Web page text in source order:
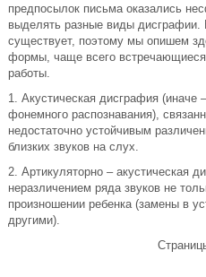
предпосылок письма оказались
выделять разные виды дисграфии.
существует, поэтому мы опишем
формы, чаще всего встречающиеся
работы.
1. Акустическая дисграфия
фонемного распознавания),
недостаточно устойчивым
близких звуков на слух.
2. Артикуляторно – акустическая
неразличением ряда звуков не
произношении ребенка (замены в
другими).